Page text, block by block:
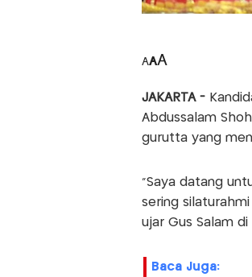
AAA
JAKARTA -
Abdussalam
gurutta yang
“Saya datang
sering
ujar Gus Salam
Baca Juga: